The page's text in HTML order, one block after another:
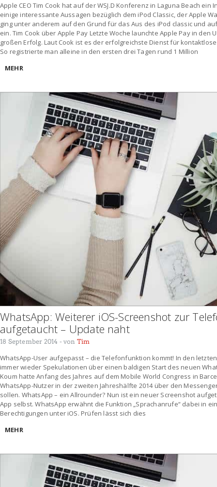
Apple CEO Tim Cook hat auf der WSJ.D Konferenz in Laguna Beach
einige interessante Aussagen bezüglich dem iPod Classic, der Apple
ging unter anderem auf den Grund für das Aus des iPod classic und
ein. Tim Cook über Apple Pay Letzte Woche launchte Apple Pay in den
großen Erfolg. Laut Cook ist es der erfolgreichste Dienst für
So registrierte man alleine in den ersten drei Tagen rund 1 Million
MEHR
WhatsApp: Weiterer iOS-Screenshot zur
aufgetaucht – Update naht
18 September 2014 - von Tim
WhatsApp-User aufgepasst – die Telefonfunktion kommt! In den
immer wieder Spekulationen über einen baldigen Start des neuen
Koum hatte Anfang des Jahres auf dem Mobile World Congress in
WhatsApp-Nutzer in der zweiten Jahreshälfte 2014 über den
sollen. WhatsApp – ein Allrounder? Nun ist ein neuer Screenshot
App selbst. WhatsApp erwähnt die Funktion „Sprachanrufe“ dabei in
Berechtigungen unter iOS. Prüfen lässt sich dies
MEHR